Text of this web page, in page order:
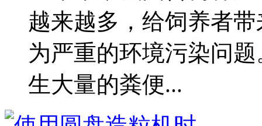
越来越多，给饲养者
为严重的环境污染问
生大量的粪便...